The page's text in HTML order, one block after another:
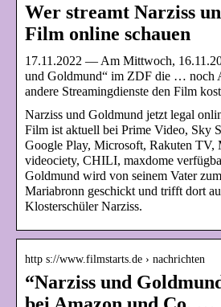
Wer streamt Narziss
Film online schauen
17.11.2022 — Am Mittwoch,
und Goldmund“ im ZDF die … noch
andere Streamingdienste den Film
Narziss und Goldmund jetzt legal
Film ist aktuell bei Prime Video, Sky
Google Play, Microsoft, Rakuten TV,
videociety, CHILI, maxdome
Goldmund wird von seinem Vater
Mariabronn geschickt und trifft dort
Klosterschüler Narziss.
http s://www.filmstarts.de › nachrichten
“Narziss und